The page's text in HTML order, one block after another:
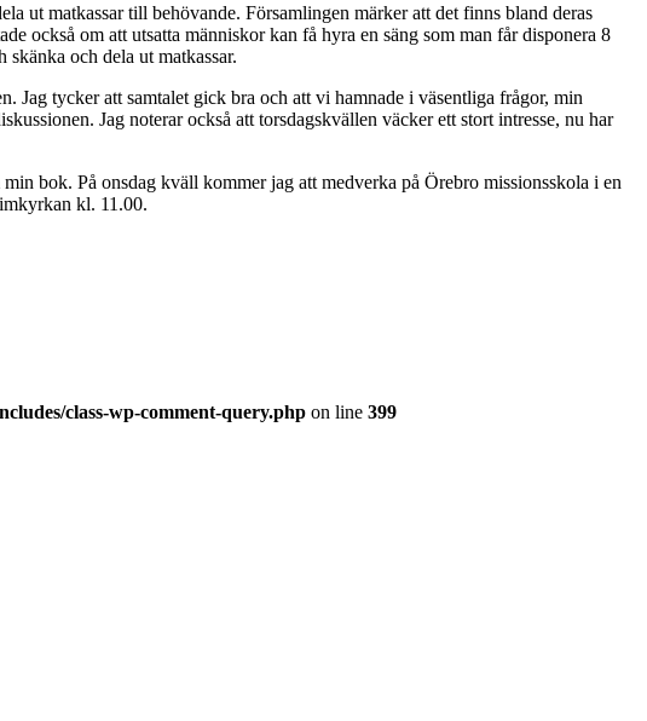
ut matkassar till behövande. Församlingen märker att det finns bland deras
också om att utsatta människor kan få hyra en säng som man får disponera 8
och dela ut matkassar.
Jag tycker att samtalet gick bra och att vi hamnade i väsentliga frågor, min
Jag noterar också att torsdagskvällen väcker ett stort intresse, nu har
bok. På onsdag kväll kommer jag att medverka på Örebro missionsskola i en
kl. 11.00.
class-wp-comment-query.php on line 399